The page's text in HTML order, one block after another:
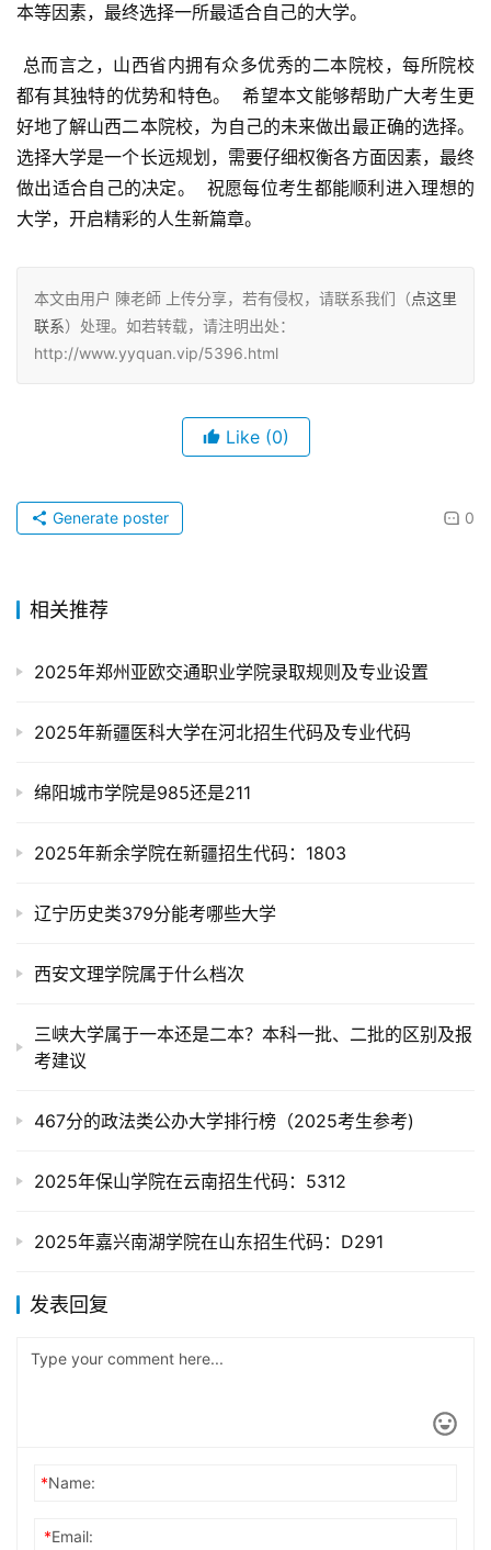
本等因素，最终选择一所最适合自己的大学。
都有其独特的优势和特色。  希望本文能够帮助广大考生更
好地了解山西二本院校，为自己的未来做出最正确的选择。
选择大学是一个长远规划，需要仔细权衡各方面因素，最终
做出适合自己的决定。  祝愿每位考生都能顺利进入理想的
大学，开启精彩的人生新篇章。
本文由用户 陳老師 上传分享，若有侵权，请联系我们（点这里
联系）处理。如若转载，请注明出处：
http://www.yyquan.vip/5396.html
Like (0)
0
Generate poster
相关推荐
2025年郑州亚欧交通职业学院录取规则及专业设置
2025年新疆医科大学在河北招生代码及专业代码
绵阳城市学院是985还是211
2025年新余学院在新疆招生代码：1803
辽宁历史类379分能考哪些大学
西安文理学院属于什么档次
三峡大学属于一本还是二本？本科一批、二批的区别及报
考建议
467分的政法类公办大学排行榜（2025考生参考)
2025年保山学院在云南招生代码：5312
2025年嘉兴南湖学院在山东招生代码：D291
发表回复
*Name:
*Email: